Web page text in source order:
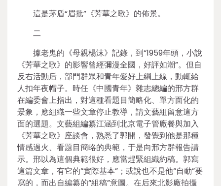
這是茅盾“眉批”《芳華之歌》的佈景。
二
據老鬼的《母親楊沫》記錄，到“1959年頭，小說
《芳華之歌》的影響曾經彌漫全國，好評如潮”。但自
反右活動后，部門群眾和青年愛好上綱上線，動輒給
人扣年夜帽子。時任《中國青年》雜志總編的邢方群
在編委會上指出，對這種看題目簡略化、單方面化的
景象，應組織一些文章停止教導，請文藝組留意這方
面的選題。文藝組編纂江涵到北京電子管廠餐與加入
《芳華之歌》座談會，熟悉了郭開，發覺到他是那種
情感過火、看題目簡略的典範，于是向邢方群報告請
示。邢以為這個典範很好，應當趕緊組織約稿。郭寫
這篇文章，有它的“實際基本”；或說也不是他“自動”要
寫的，而出自編纂的“組稿”意圖。在后來北影廠拍攝